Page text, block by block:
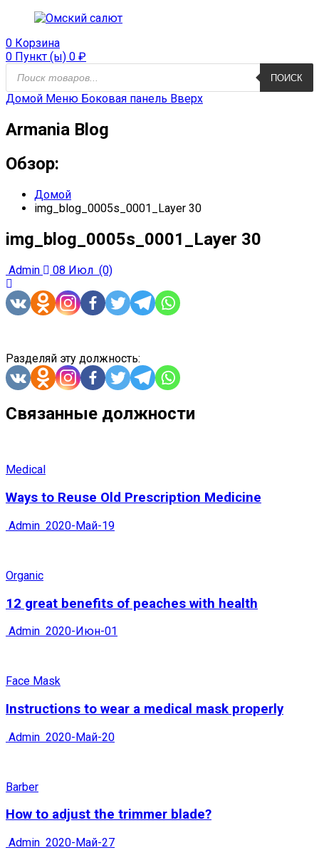
0 Корзина
0 Пункт (ы) 0 ₽
Поиск
продуктов
ПОИСК
Домой Меню Боковая панель Вверх
Armania Blog
Обзор:
Домой
img_blog_0005s_0001_Layer 30
img_blog_0005s_0001_Layer 30
Admin 08 Июл (0)
Разделяй эту должность:
Связанные должности
Medical
Ways to Reuse Old Prescription Medicine
Admin 2020-Май-19
Organic
12 great benefits of peaches with health
Admin 2020-Июн-01
Face Mask
Instructions to wear a medical mask properly
Admin 2020-Май-20
Barber
How to adjust the trimmer blade?
Admin 2020-Май-27